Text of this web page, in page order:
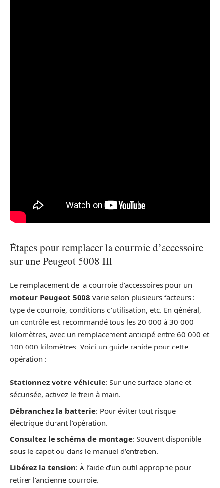
Étapes pour remplacer la courroie d’accessoire
sur une Peugeot 5008 III
Le remplacement de la courroie d’accessoires pour un
moteur Peugeot 5008 varie selon plusieurs facteurs :
type de courroie, conditions d’utilisation, etc. En général,
un contrôle est recommandé tous les 20 000 à 30 000
kilomètres, avec un remplacement anticipé entre 60 000 et
100 000 kilomètres. Voici un guide rapide pour cette
opération :
Stationnez votre véhicule: Sur une surface plane et
sécurisée, activez le frein à main.
Débranchez la batterie: Pour éviter tout risque
électrique durant l’opération.
Consultez le schéma de montage: Souvent disponible
sous le capot ou dans le manuel d’entretien.
Libérez la tension: À l’aide d’un outil approprie pour
retirer l’ancienne courroie.